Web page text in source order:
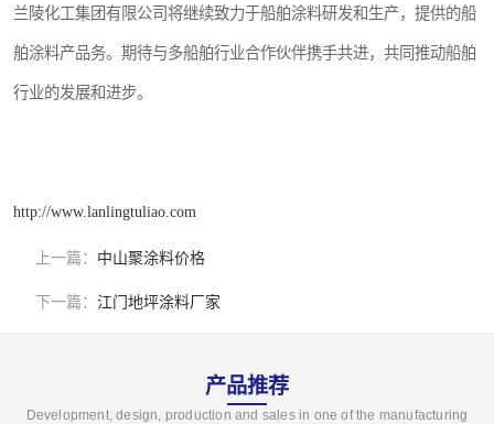
兰陵化工集团有限公司将继续致力于船舶涂料研发和生产，提供的船
舶涂料产品务。期待与多船舶行业合作伙伴携手共进，共同推动船舶
行业的发展和进步。
http://www.lanlingtuliao.com
上一篇： 中山聚涂料价格
下一篇： 江门地坪涂料厂家
产品推荐
Development, design, production and sales in one of the manufacturing